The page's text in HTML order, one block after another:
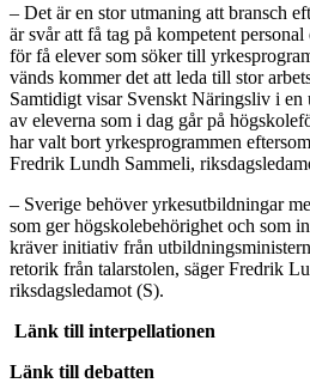
– Det är en stor utmaning att bransch
är svår att få tag på kompetent
för få elever som söker till
vänds kommer det att leda till stor
Samtidigt visar Svenskt Näringsliv i en
av eleverna som i dag går på
har valt bort yrkesprogrammen
Fredrik Lundh Sammeli,
– Sverige behöver yrkesutbildningar
som ger högskolebehörighet och som
kräver initiativ från
retorik från talarstolen, säger Fredrik
riksdagsledamot (S).
Länk till interpellationen
Länk till debatten